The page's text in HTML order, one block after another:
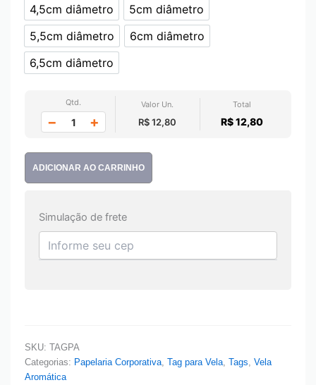
4,5cm diâmetro
4,5cm diâmetro
5cm diâmetro
5cm diâmetro
5,5cm diâmetro
5,5cm diâmetro
6cm diâmetro
6cm diâmetro
6,5cm diâmetro
6,5cm diâmetro
Qtd.
− +
Valor Un.
R$ 12,80
Total
R$ 12,80
ADICIONAR AO CARRINHO
Simulação de frete
SKU: TAGPA
Categorias: Papelaria Corporativa Tag para Vela Tags Vela
Aromática